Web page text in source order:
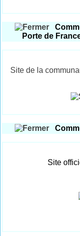
Porte de
Site de la
Site